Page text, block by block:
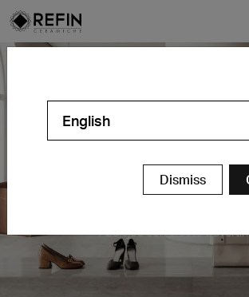
Azulejos con efecto
English
Dismiss